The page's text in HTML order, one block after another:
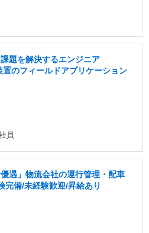
題を解決するエンジニア
のフィールドアプリケーション
員
遇」物流会社の運行管理・配車
完備/未経験歓迎/昇給あり